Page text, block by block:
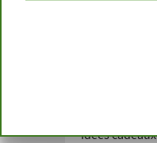
Idées cadeaux